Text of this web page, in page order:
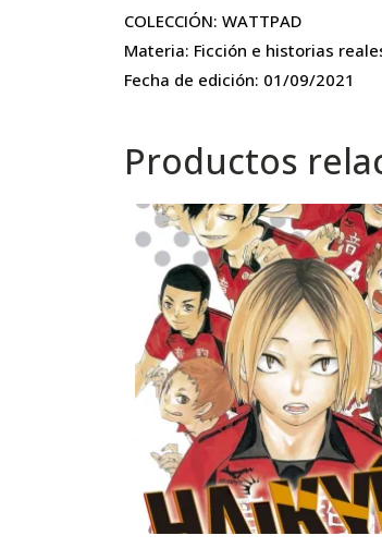
COLECCIÓN: WATTPAD
Materia: Ficción e historias
Fecha de edición: 01/09/2021
Productos